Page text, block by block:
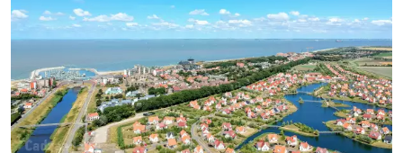
Bad
Bad
Strand
Resort
Nieuwvliet-
Bad
-
Waterdunen
Zeebad
-
Zonneweelde
-